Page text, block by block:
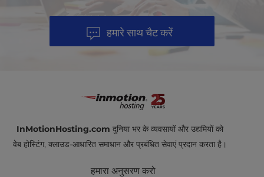
हमारे साथ चैट करें
InMotionHosting.com दुनिया भर के व्यवसायों और उद्यमियों को
वेब होस्टिंग, क्लाउड-आधारित समाधान और प्रबंधित सेवाएं प्रदान करता है।
हमारा अनुसरण करो